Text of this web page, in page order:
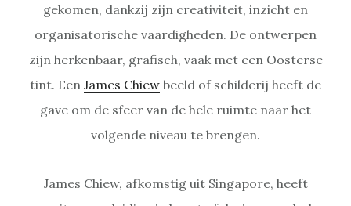
gekomen, dankzij zijn creativiteit, inzicht en
organisatorische vaardigheden. De ontwerpen
zijn herkenbaar, grafisch, vaak met een Oosterse
tint. Een James Chiew beeld of schilderij heeft de
gave om de sfeer van de hele ruimte naar het
volgende niveau te brengen.
James Chiew, afkomstig uit Singapore, heeft